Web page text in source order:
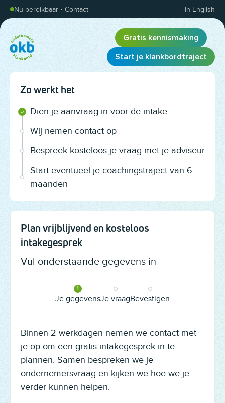
Overslaan en inhoud weergeven
Nu bereikbaar · Contact In English
Gratis kennismaking
Start je klankbordtraject
Plan vrijblijvend en kosteloos
intakegesprek
Vul onderstaande gegevens in
1
Je gegevens
2
Je vraag
3
Bevestigen
Dit veld is bedoeld voor validatiedoeleinden en moet niet worden
Binnen 2 werkdagen nemen we contact met
je op om een gratis intakegesprek in te
plannen. Samen bespreken we je
ondernemersvraag en kijken we hoe we je
verder kunnen helpen.
Zo werkt het
Dien je aanvraag in voor de intake
Wij nemen contact op
Bespreek kosteloos je vraag met je adviseur
Start eventueel je coachingstraject van 6
maanden